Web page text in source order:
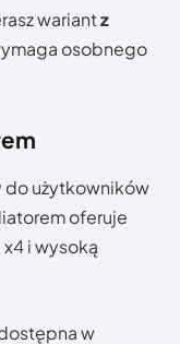
wariantz
osobnego
do użytkowników
oferuje
i wysoką
w